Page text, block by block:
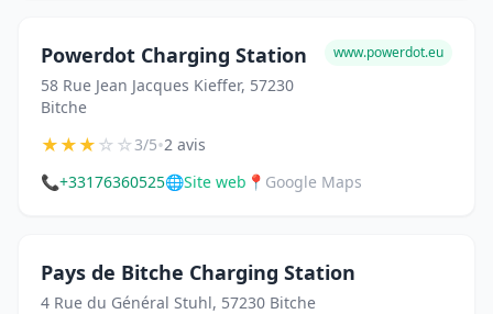
Powerdot Charging Station
58 Rue Jean Jacques Kieffer, 57230
Bitche
www.powerdot.eu
★★★☆☆3/5•2 avis
📞+33176360525🌐Site web 📍 Google Maps
Pays de Bitche Charging Station
4 Rue du Général Stuhl, 57230 Bitche